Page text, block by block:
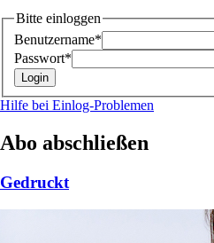
Bitte einloggen
Benutzername*
Passwort*
Hilfe bei Einlog-Problemen
Abo abschließen
Gedruckt